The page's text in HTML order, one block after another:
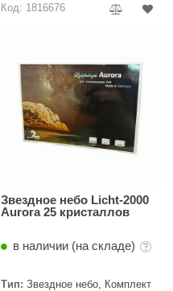
Код: 1816676
Звездное небо Licht-2000
Aurora 25 кристаллов
в наличии (на складе)
Тип: Звездное небо, Комплект